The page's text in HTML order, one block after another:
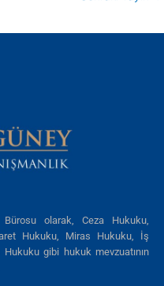
Bürosu olarak, Ceza Hukuku,
Hukuku, Miras Hukuku, İş
gibi hukuk mevzuatının